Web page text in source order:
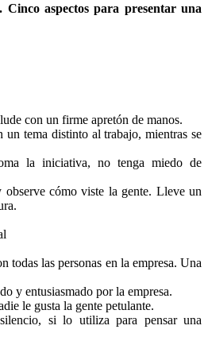
Cinco aspectos para presentar una
con un firme apretón de manos.
un tema distinto al trabajo, mientras se
la iniciativa, no tenga miedo de
cómo viste la gente. Lleve un
todas las personas en la empresa. Una
y entusiasmado por la empresa.
le gusta la gente petulante.
si lo utiliza para pensar una